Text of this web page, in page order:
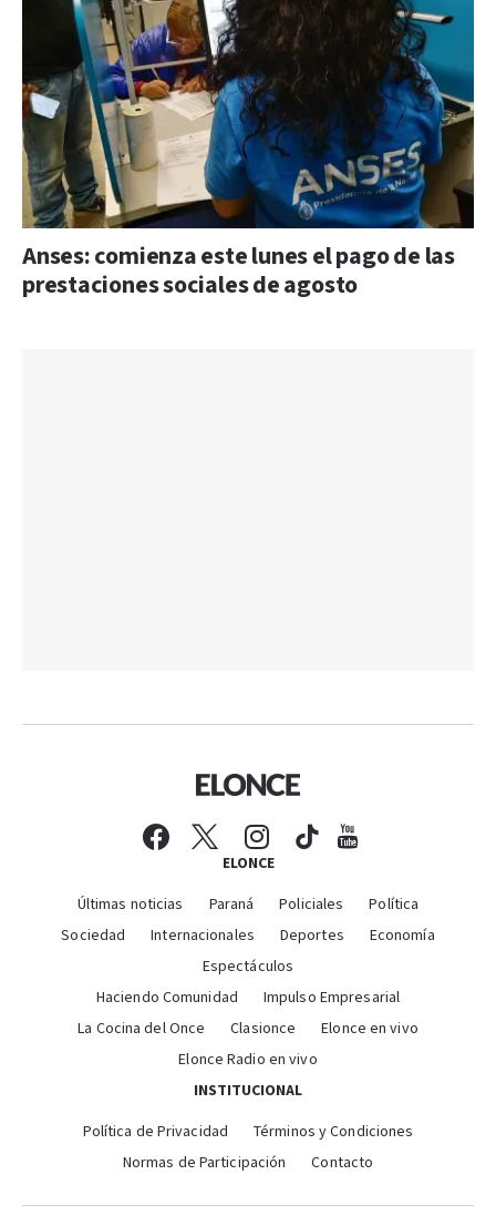
Anses: comienza este lunes el pago de las
prestaciones sociales de agosto
ELONCE
Últimas noticias Paraná Policiales
Política
Sociedad
Internacionales Deportes
Economía
Espectáculos
Haciendo Comunidad
Impulso Empresarial
La Cocina del Once
Clasionce
Elonce en vivo
Elonce Radio en vivo
INSTITUCIONAL
Política de Privacidad
Términos y Condiciones
Normas de Participación
Contacto